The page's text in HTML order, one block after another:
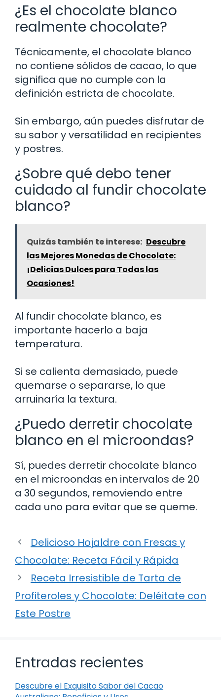
¿Es el chocolate blanco
realmente chocolate?
Técnicamente, el chocolate blanco
no contiene sólidos de cacao, lo que
significa que no cumple con la
definición estricta de chocolate.
Sin embargo, aún puedes disfrutar de
su sabor y versatilidad en recipientes
y postres.
¿Sobre qué debo tener
cuidado al fundir chocolate
blanco?
Quizás también te interese: Descubre
las Mejores Monedas de Chocolate:
¡Delicias Dulces para Todas las
Ocasiones!
Al fundir chocolate blanco, es
importante hacerlo a baja
temperatura.
Si se calienta demasiado, puede
quemarse o separarse, lo que
arruinaría la textura.
¿Puedo derretir chocolate
blanco en el microondas?
Sí, puedes derretir chocolate blanco
en el microondas en intervalos de 20
a 30 segundos, removiendo entre
cada uno para evitar que se queme.
Delicioso Hojaldre con Fresas y
Chocolate: Receta Fácil y Rápida
Receta Irresistible de Tarta de
Profiteroles y Chocolate: Deléitate con
Este Postre
Entradas recientes
Descubre el Exquisito Sabor del Cacao